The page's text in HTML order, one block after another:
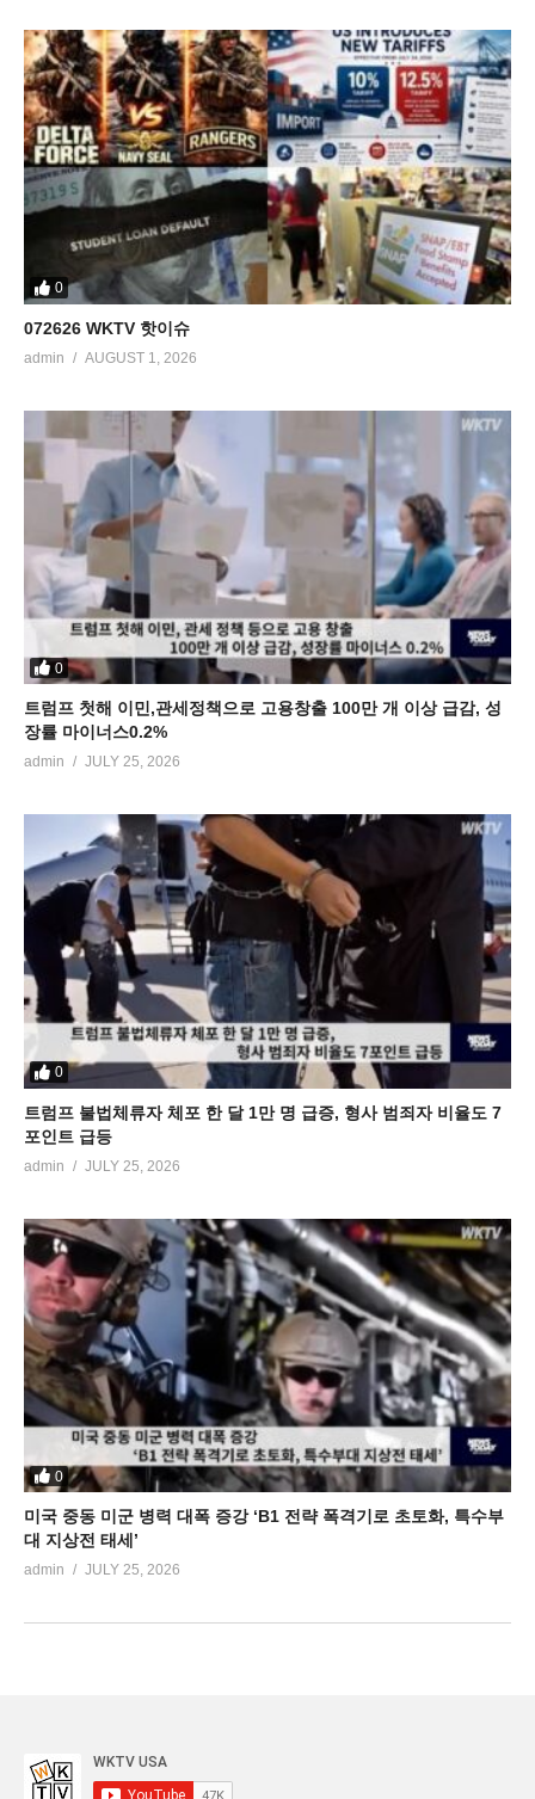
0
072626 WKTV 핫이슈
admin AUGUST 1, 2026
0
트럼프 첫해 이민,관세정책으로 고용창출 100만 개 이상 급감, 성
장률 마이너스0.2%
admin JULY 25, 2026
0
트럼프 불법체류자 체포 한 달 1만 명 급증, 형사 범죄자 비율도 7
포인트 급등
admin JULY 25, 2026
0
미국 중동 미군 병력 대폭 증강 ‘B1 전략 폭격기로 초토화, 특수부
대 지상전 태세’
admin JULY 25, 2026